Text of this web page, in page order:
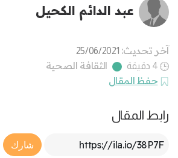
عبد الدائم الكحيل
آخر تحديث: 25/06/2021
4 دقيقة
الثقافة الصحية
حفظ المقال
رابط المقال
Article Link
شارك